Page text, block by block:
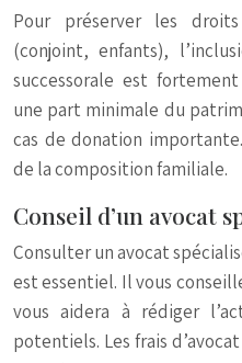
Pour préserver les
(conjoint, enfants),
successorale est
une part minimale du
cas de donation
de la composition familiale.
Conseil d’un avocat
Consulter un avocat
est essentiel. Il vous
vous aidera à rédiger
potentiels. Les frais